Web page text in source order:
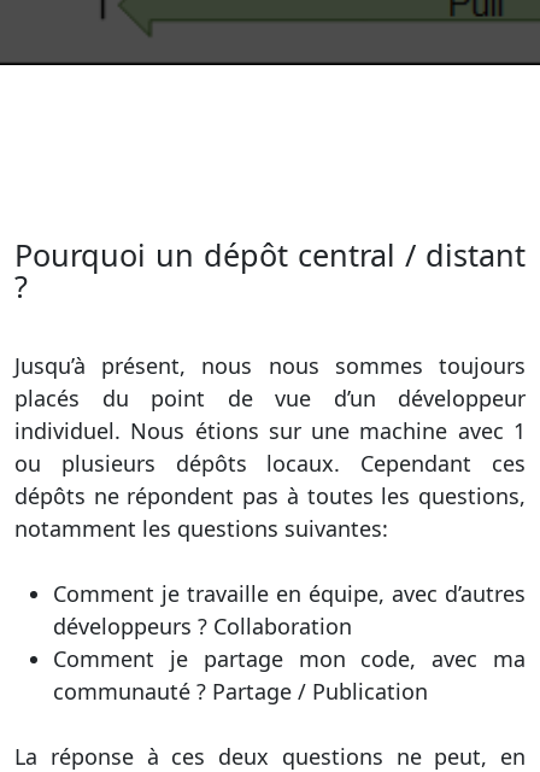
Pourquoi un dépôt central / distant
?
Jusqu’à présent, nous nous sommes toujours
placés du point de vue d’un développeur
individuel. Nous étions sur une machine avec 1
ou plusieurs dépôts locaux. Cependant ces
dépôts ne répondent pas à toutes les questions,
notamment les questions suivantes:
Comment je travaille en équipe, avec d’autres
développeurs ? Collaboration
Comment je partage mon code, avec ma
communauté ? Partage / Publication
La réponse à ces deux questions ne peut, en